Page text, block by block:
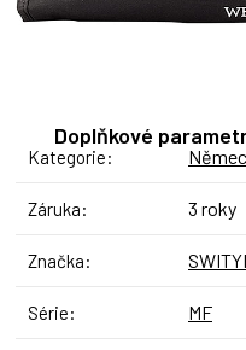
Doplňkové
Kategorie:
Záruka: 3 roky
Značka:
Série: MF